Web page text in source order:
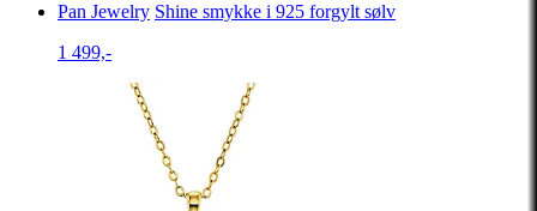
Pan Jewelry Shine smykke i 925 forgylt sølv
1 499,-